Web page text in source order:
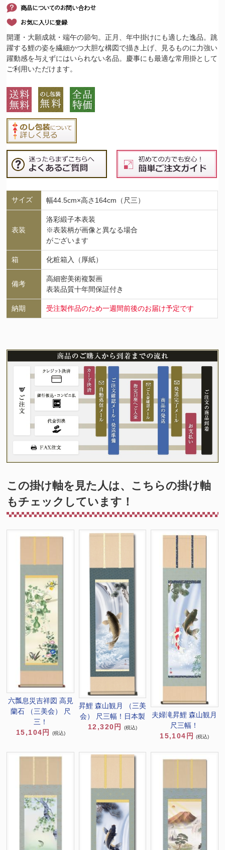
開運・大願成就・端午の節句。正月、年中掛けにも適した逸品。跳
躍する鯉の姿を繊細かつ大胆な構図で描き上げ、見るものに力強い
躍動感を与えずにはいられない名品。慶事にも最適な常用掛として
ご利用いただけます。
サイズ 幅44.5cm×高さ164cm（尺三）
表装
洛彩緞子本表装
※表装柄が画像と異なる場合
がございます
箱 化粧箱入（厚紙）
備考
高細密美術複製画
表装品質十年間保証付き
納期 受注製作品のため一週間前後のお届け予定です
この掛け軸を見た人は、こちらの掛け軸
もチェックしています！
六瓢息災吉祥図 高見
蘭石 （三美会） 尺
三！
15,104円
(税込)
昇鯉 森山観月 （三美
会） 尺三幅！日本製
12,320円
(税込)
夫婦滝昇鯉 森山観月
尺三幅！
15,104円
(税込)